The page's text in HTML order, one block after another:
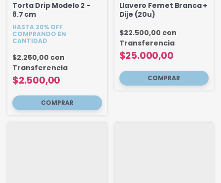
Torta Drip Modelo 2 -
8.7 cm
HASTA 20% OFF
COMPRANDO EN
CANTIDAD
$2.500,00
$2.250,00 con
Transferencia
Llavero Fernet Branca +
Dije (20u)
$25.000,00
$22.500,00 con
Transferencia